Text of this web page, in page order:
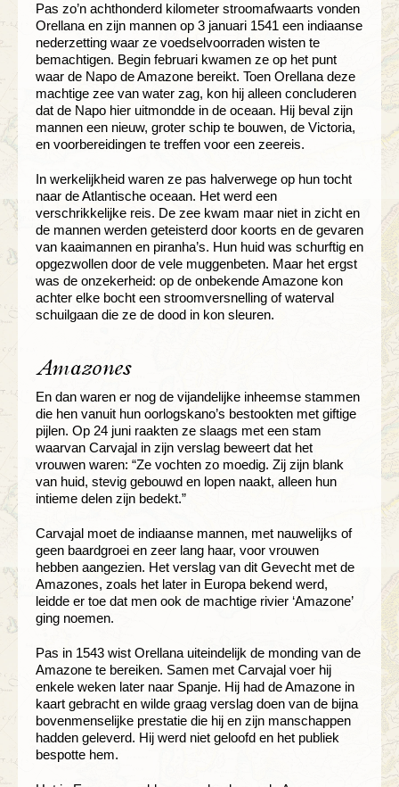
Pas zo’n achthonderd kilometer stroomafwaarts vonden
Orellana en zijn mannen op 3 januari 1541 een indiaanse
nederzetting waar ze voedselvoorraden wisten te
bemachtigen. Begin februari kwamen ze op het punt
waar de Napo de Amazone bereikt. Toen Orellana deze
machtige zee van water zag, kon hij alleen concluderen
dat de Napo hier uitmondde in de oceaan. Hij beval zijn
mannen een nieuw, groter schip te bouwen, de Victoria,
en voorbereidingen te treffen voor een zeereis.
In werkelijkheid waren ze pas halverwege op hun tocht
naar de Atlantische oceaan. Het werd een
verschrikkelijke reis. De zee kwam maar niet in zicht en
de mannen werden geteisterd door koorts en de gevaren
van kaaimannen en piranha’s. Hun huid was schurftig en
opgezwollen door de vele muggenbeten. Maar het ergst
was de onzekerheid: op de onbekende Amazone kon
achter elke bocht een stroomversnelling of waterval
schuilgaan die ze de dood in kon sleuren.
Amazones
En dan waren er nog de vijandelijke inheemse stammen
die hen vanuit hun oorlogskano’s bestookten met giftige
pijlen. Op 24 juni raakten ze slaags met een stam
waarvan Carvajal in zijn verslag beweert dat het
vrouwen waren: “Ze vochten zo moedig. Zij zijn blank
van huid, stevig gebouwd en lopen naakt, alleen hun
intieme delen zijn bedekt.”
Carvajal moet de indiaanse mannen, met nauwelijks of
geen baardgroei en zeer lang haar, voor vrouwen
hebben aangezien. Het verslag van dit Gevecht met de
Amazones, zoals het later in Europa bekend werd,
leidde er toe dat men ook de machtige rivier ‘Amazone’
ging noemen.
Pas in 1543 wist Orellana uiteindelijk de monding van de
Amazone te bereiken. Samen met Carvajal voer hij
enkele weken later naar Spanje. Hij had de Amazone in
kaart gebracht en wilde graag verslag doen van de bijna
bovenmenselijke prestatie die hij en zijn manschappen
hadden geleverd. Hij werd niet geloofd en het publiek
bespotte hem.